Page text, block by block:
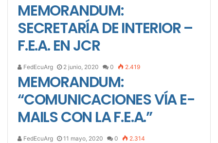
MEMORANDUM:
SECRETARÍA DE INTERIOR –
F.E.A. EN JCR
FedEcuArg 2 junio, 2020 0 2.419
MEMORANDUM:
“COMUNICACIONES VÍA E-
MAILS CON LA F.E.A.”
FedEcuArg 11 mayo, 2020 0 2.314